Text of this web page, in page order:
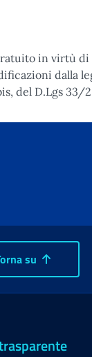
in virtù di
dalla
del D.Lgs 33/
su